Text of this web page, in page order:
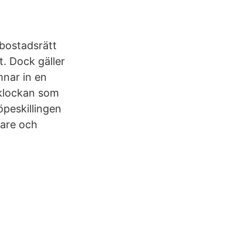
Dock gäller
in en
som
och